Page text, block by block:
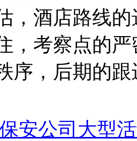
，酒店路线
，考察点的
序，后期的跟
安公司大型